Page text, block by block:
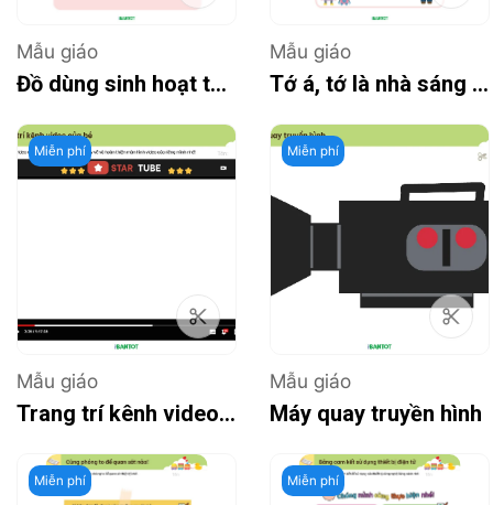
Mẫu giáo
Đồ dùng sinh hoạt thay đổi như thế nào nhỉ?
Mẫu giáo
Tớ á, tớ là nhà sáng chế tí hon
Miễn phí
Mẫu giáo
Trang trí kênh video của bé
Miễn phí
Mẫu giáo
Máy quay truyền hình
Miễn phí Miễn phí